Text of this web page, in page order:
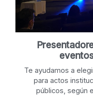
Te ayudamos a
para actos
públicos, según